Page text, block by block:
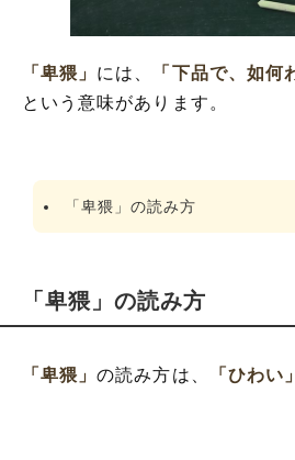
「卑猥」 には、
「下品で、如何
という意味があります。
「卑猥」の読み方
「卑猥」の読み方
「卑猥」の読み方は、 「ひわい」